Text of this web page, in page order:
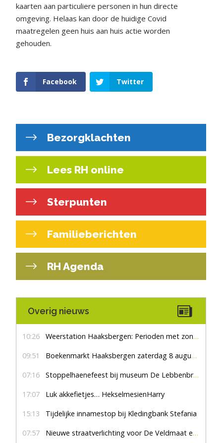
kaarten aan particuliere personen in hun directe
omgeving. Helaas kan door de huidige Covid
maatregelen geen huis aan huis actie worden
gehouden.
Facebook Twitter
Bezorgklachten
Lees RH online
Sterpunten
Familieberichten
RH Agenda
Overig nieuws
10:26 Weerstation Haaksbergen: Perioden met zon en droog
09:51 Boekenmarkt Haaksbergen zaterdag 8 augustus, marktplein Haaksbergen
07:16 Stoppelhaenefeest bij museum De Lebbenbrugge
17:07 Luk akkefietjes… HekselmesienHarry
15:13 Tijdelijke innamestop bij Kledingbank Stefania
07:57 Nieuwe straatverlichting voor De Veldmaat en De Pas